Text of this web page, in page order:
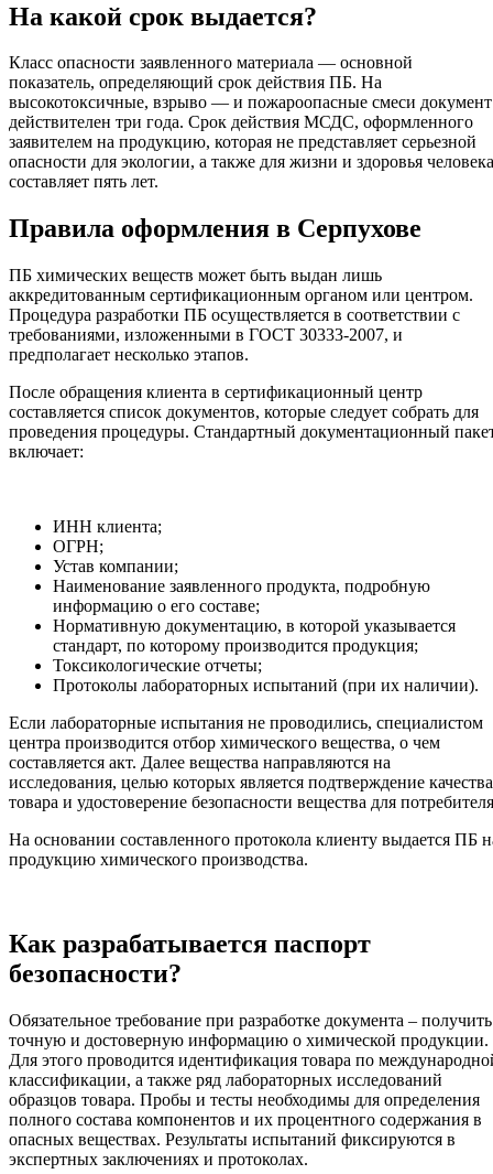
На какой срок выдается?
Класс опасности заявленного материала — основной
показатель, определяющий срок действия ПБ. На
высокотоксичные, взрыво — и пожароопасные смеси документ
действителен три года. Срок действия МСДС, оформленного
заявителем на продукцию, которая не представляет серьезной
опасности для экологии, а также для жизни и здоровья
составляет пять лет.
Правила оформления в Серпухове
ПБ химических веществ может быть выдан лишь
аккредитованным сертификационным органом или центром.
Процедура разработки ПБ осуществляется в соответствии с
требованиями, изложенными в ГОСТ 30333-2007, и
предполагает несколько этапов.
После обращения клиента в сертификационный центр
составляется список документов, которые следует собрать для
проведения процедуры. Стандартный документационный
включает:
ИНН клиента;
ОГРН;
Устав компании;
Наименование заявленного продукта, подробную
информацию о его составе;
Нормативную документацию, в которой указывается
стандарт, по которому производится продукция;
Токсикологические отчеты;
Протоколы лабораторных испытаний (при их наличии).
Если лабораторные испытания не проводились, специалистом
центра производится отбор химического вещества, о чем
составляется акт. Далее вещества направляются на
исследования, целью которых является подтверждение качества
товара и удостоверение безопасности вещества для
На основании составленного протокола клиенту выдается ПБ
продукцию химического производства.
Как разрабатывается паспорт
безопасности?
Обязательное требование при разработке документа – получить
точную и достоверную информацию о химической продукции.
Для этого проводится идентификация товара по
классификации, а также ряд лабораторных исследований
образцов товара. Пробы и тесты необходимы для определения
полного состава компонентов и их процентного содержания в
опасных веществах. Результаты испытаний фиксируются в
экспертных заключениях и протоколах.